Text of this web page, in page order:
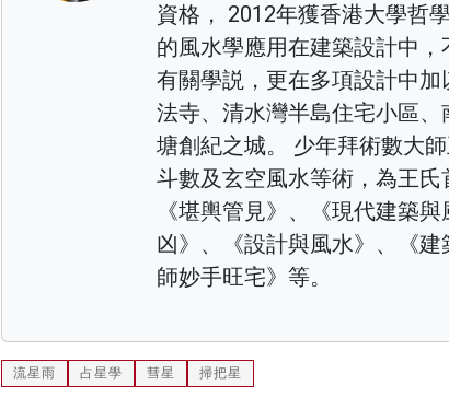
資格， 2012年獲香港大學哲
的風水學應用在建築設計中
有關學説，更在多項設計中
法寺、清水灣半島住宅小區
塘創紀之城。 少年拜術數大
斗數及玄空風水等術，為王
《堪輿管見》、《現代建築
凶》、《設計與風水》、《
師妙手旺宅》等。
流星雨 占星學 彗星 掃把星